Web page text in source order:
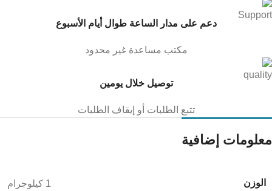
دعم على مدار الساعة طوال أيام الأسبوع
مكتب مساعدة غير محدود
توصيل خلال يومين
تتبع الطلبات أو إيقاف الطلبات
معلومات إضافية
الوزن 1 كيلوجرام